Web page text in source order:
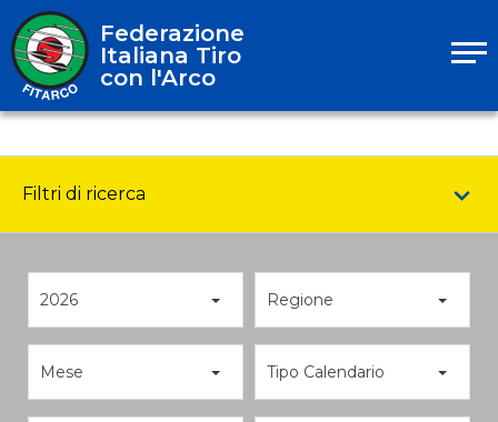
Federazione
Italiana Tiro
con l'Arco
Filtri di ricerca
2026 Regione
Mese Tipo Calendario